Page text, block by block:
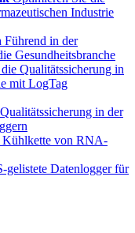
Industrie
Führend in der
Gesundheitsbranche
Qualitätssicherung in
mit LogTag
in der
Kühlkette von RNA-
gelistete Datenlogger für